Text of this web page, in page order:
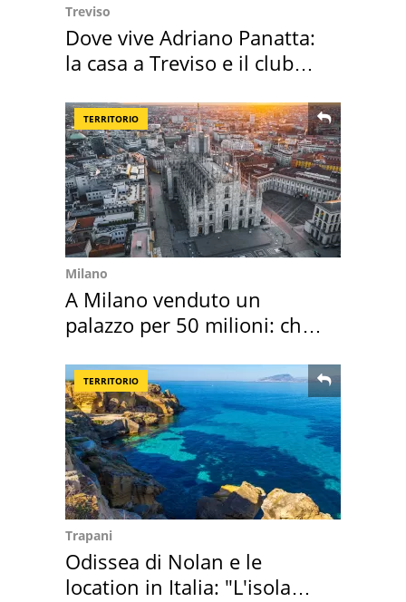
Treviso
Dove vive Adriano Panatta:
la casa a Treviso e il club
TERRITORIO
Milano
A Milano venduto un
palazzo per 50 milioni: chi
TERRITORIO
Trapani
Odissea di Nolan e le
location in Italia: "L'isola